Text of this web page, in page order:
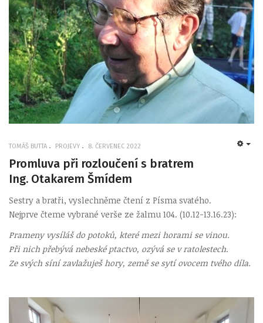
TOMÁŠ BUTTA PROJEVY 8. ČERVENEC 2022
Promluva při rozloučení s bratrem
Ing. Otakarem Šmídem
Sestry a bratři, vyslechněme čtení z Písma svatého.
Nejprve čteme vybrané verše ze žalmu 104. (10.12-13.16.23):
Prameny vysíláš do potoků, které mezi horami se vinou.
Při nich přebývá nebeské ptactvo, ozývá se v ratolestech.
Ze svých síní zavlažuješ hory, země se sytí ovocem tvého díla.